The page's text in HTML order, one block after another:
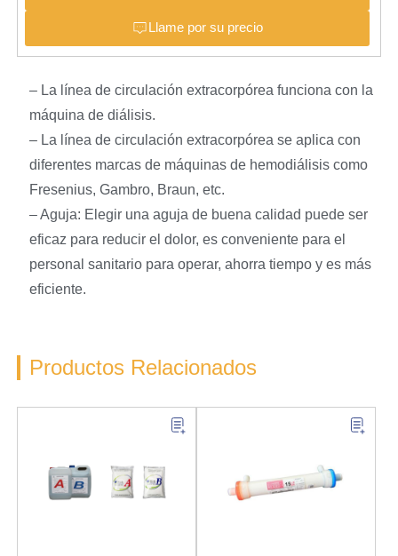
Llame por su precio
– La línea de circulación extracorpórea funciona con la
máquina de diálisis.
– La línea de circulación extracorpórea se aplica con
diferentes marcas de máquinas de hemodiálisis como
Fresenius, Gambro, Braun, etc.
– Aguja: Elegir una aguja de buena calidad puede ser
eficaz para reducir el dolor, es conveniente para el
personal sanitario para operar, ahorra tiempo y es más
eficiente.
Productos Relacionados